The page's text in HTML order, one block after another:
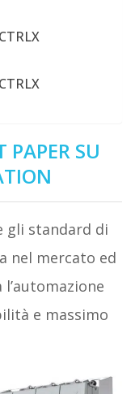
PAPER SU
gli standard di
nel mercato ed
e massimo